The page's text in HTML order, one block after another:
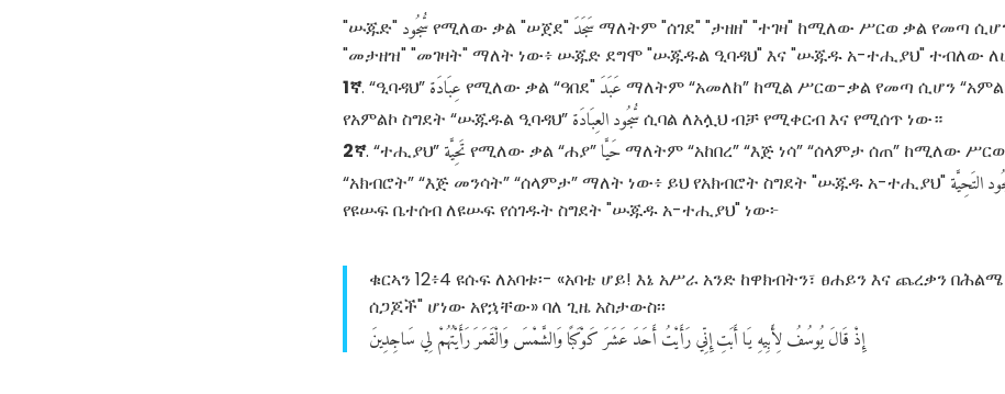
"ሡጁድ" سُّجُودየሚለው ቃል "ሠጀደ" سَجَدَማለትም "ሰገደ" "ታዘዘ" "ተገዛ" ከሚለው ሥርወ ቃል የመጣ
"መታዘዝ" "መገዛት" ማለት ነው፥ ሡጁድ ደግሞ "ሡጁዱል ዒባዳህ" እና "ሡጁዱ አ-ተሒያህ" ተብለው
1ኛ. “ዒባዳህ” عِبَادَة የሚለው ቃል “ዓበደ" عَبَدَ ማለትም “አመለከ” ከሚል ሥርወ-ቃል የመጣ ሲሆን
የአምልኮ ስግደት “ሡጁዱል ዒባዳህ”
سُّجُودالعِبَادَة
ሲባል ለአሏህ ብቻ የሚቀርብ እና የሚሰጥ ነው።
2ኛ. “ተሒያህ” تَحِيَّةየሚለው ቃል “ሐያ”حَيَّاማለትም “አከበረ” “እጅ ነሳ” “ሰላምታ ሰጠ” ከሚለው
“አክብሮት” “እጅ መንሳት” “ሰላምታ” ማለት ነው፥ ይህ የአክብሮት ስግደት "ሡጁዱ አ-ተሒያህ" التَحِيَّة
የዩሡፍ ቤተሰብ ለዩሡፍ የሰገዱት ስግደት "ሡጁዱ አ-ተሒያህ" ነው፦
ቁርኣን 12፥4 ዩሱፍ ለአባቱ፡- «አባቴ ሆይ! እኔ አሥራ አንድ ከዋክብትን፣ ፀሐይን እና ጨረቃን በሕልሜ
ሰጋጆች" ሆነው አየኋቸው» ባለ ጊዜ አስታውስ፡፡
إِذْقَالَيُوسُفُلِأَبِيهِيَاأَبَتِإِنِّيرَأَيْتُأَحَدَعَشَرَكَوْكَبًاوَالشَّمْسَوَالْقَمَرَرَأَيْتُهُمْلِيسَاجِدِينَ